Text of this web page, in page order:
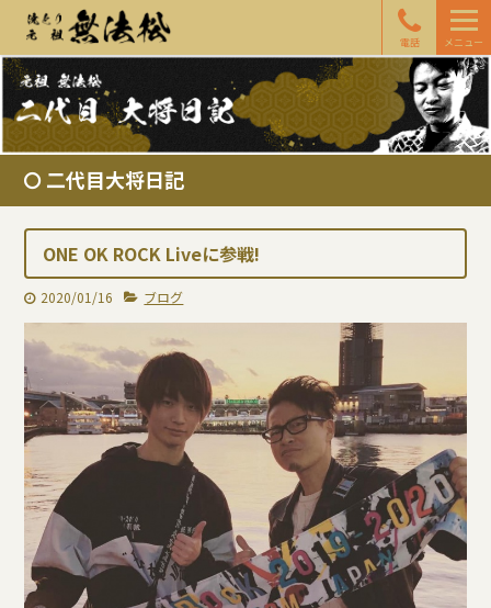
電話 メニュー
二代目大将日記
ONE OK ROCK Liveに参戦!
2020/01/16 ブログ